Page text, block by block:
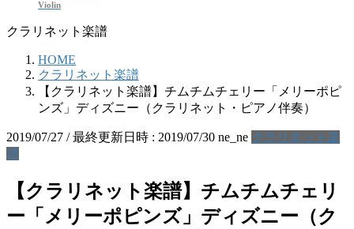
Violin
クラリネット楽譜
HOME
クラリネット楽譜
【クラリネット楽譜】チムチムチェリー「メリーポピ
ンズ」ディズニー（クラリネット・ピアノ伴奏）
2019/07/27 / 最終更新日時 : 2019/07/30 ne_ne クラリネット楽
譜
【クラリネット楽譜】チムチムチェリ
ー「メリーポピンズ」ディズニー（ク